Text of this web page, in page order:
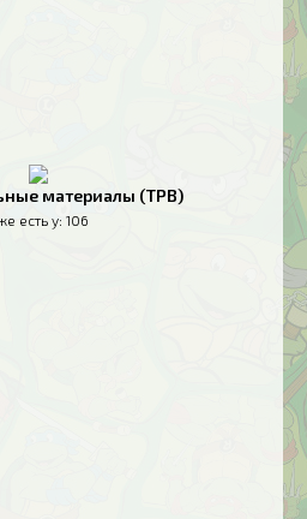
материалы (TPB)
есть у: 106